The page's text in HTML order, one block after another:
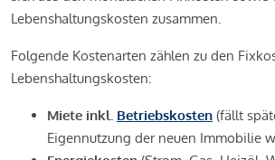
Lebenshaltungskosten zusammen.
Folgende Kostenarten zählen zu den
Lebenshaltungskosten:
Miete inkl. Betriebskosten (fällt
Eigennutzung der neuen Immobilie